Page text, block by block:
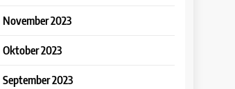
November 2023
Oktober 2023
September 2023